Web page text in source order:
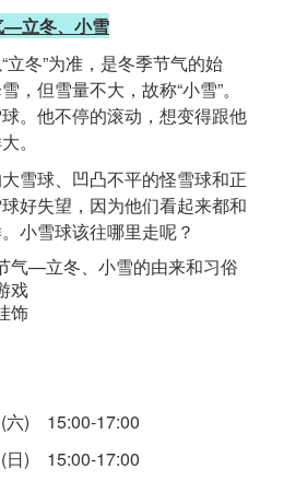
—立冬、小雪
冬”为准，是冬季节气的始
，但雪量不大，故称“小雪”。
。他不停的滚动，想变得跟他
。
雪球、凹凸不平的怪雪球和正
好失望，因为他们看起来都和
小雪球该往哪里走呢？
气—立冬、小雪的由来和习俗
戏
饰
六) 15:00-17:00
(日) 15:00-17:00